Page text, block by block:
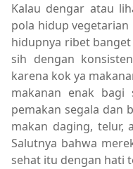
Kalau dengar atau
pola hidup vegetarian
hidupnya ribet
sih dengan
karena kok ya
makanan enak
pemakan segala dan
makan daging, telur,
Salutnya bahwa
sehat itu dengan hati